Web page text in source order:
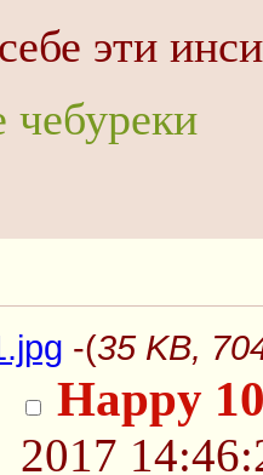
эти
чебуреки
-(35 KB,
Happy
2017